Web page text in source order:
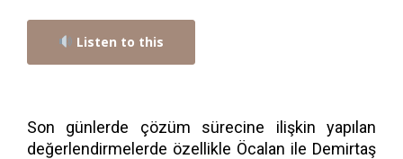
Listen to this
Son günlerde çözüm sürecine ilişkin yapılan
değerlendirmelerde özellikle Öcalan ile Demirtaş